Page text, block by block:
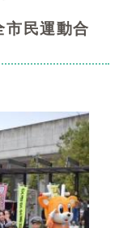
市民運動合